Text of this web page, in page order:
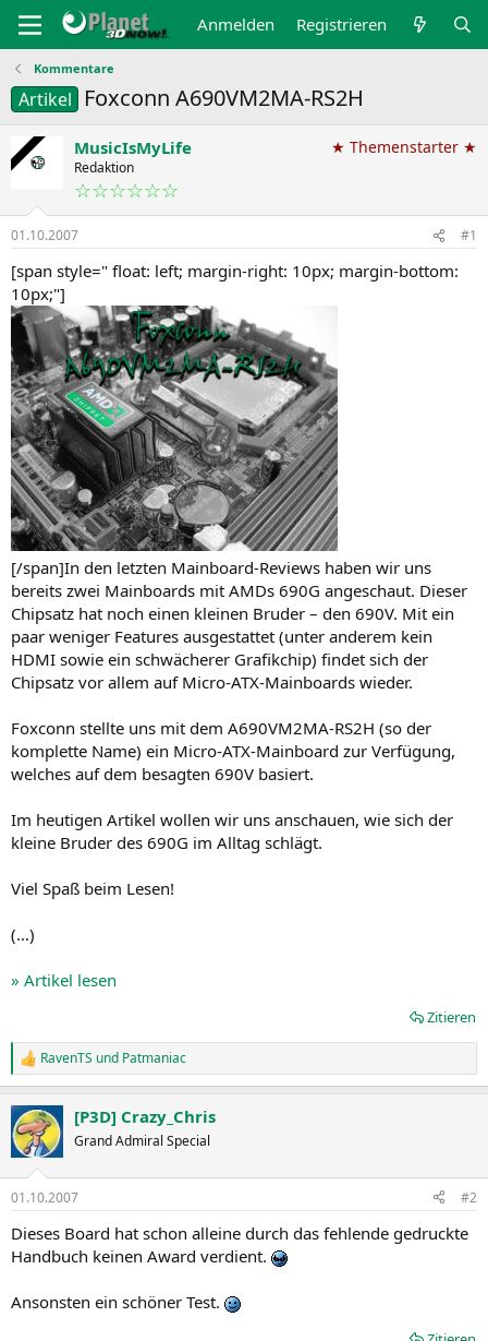
Anmelden Registrieren
Kommentare
Artikel Foxconn A690VM2MA-RS2H
MusicIsMyLife
Redaktion
☆☆☆☆☆☆
★ Themenstarter ★
01.10.2007 #1
[span style=" float: left; margin-right: 10px; margin-bottom:
10px;"]
[/span]In den letzten Mainboard-Reviews haben wir uns
bereits zwei Mainboards mit AMDs 690G angeschaut. Dieser
Chipsatz hat noch einen kleinen Bruder – den 690V. Mit ein
paar weniger Features ausgestattet (unter anderem kein
HDMI sowie ein schwächerer Grafikchip) findet sich der
Chipsatz vor allem auf Micro-ATX-Mainboards wieder.
Foxconn stellte uns mit dem A690VM2MA-RS2H (so der
komplette Name) ein Micro-ATX-Mainboard zur Verfügung,
welches auf dem besagten 690V basiert.
Im heutigen Artikel wollen wir uns anschauen, wie sich der
kleine Bruder des 690G im Alltag schlägt.
Viel Spaß beim Lesen!
(…)
» Artikel lesen
Zitieren
R
e
k
t
i
e
:
RavenTS und Patmaniac
[P3D] Crazy_Chris
Grand Admiral Special
01.10.2007 #2
Dieses Board hat schon alleine durch das fehlende gedruckte
Handbuch keinen Award verdient.
Ansonsten ein schöner Test.